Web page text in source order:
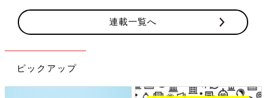
連載一覧へ
ピックアップ